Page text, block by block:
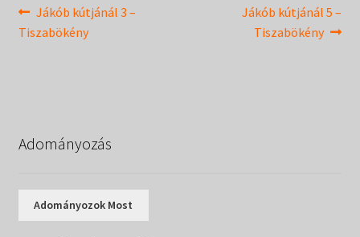
menu
Bejegyzés
navigáció
Previous
post:
Jákób kútjánál 3 –
Tiszabökény
Next
post:
Jákób kútjánál 5 –
Tiszabökény
Adományozás
Adományozok Most